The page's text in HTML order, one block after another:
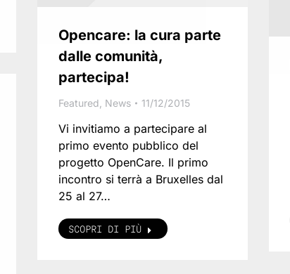
Opencare: la cura parte
dalle comunità,
partecipa!
Featured News 11/12/2015
Vi invitiamo a partecipare al
primo evento pubblico del
progetto OpenCare. Il primo
incontro si terrà a Bruxelles dal
25 al 27…
SCOPRI DI PIÙ